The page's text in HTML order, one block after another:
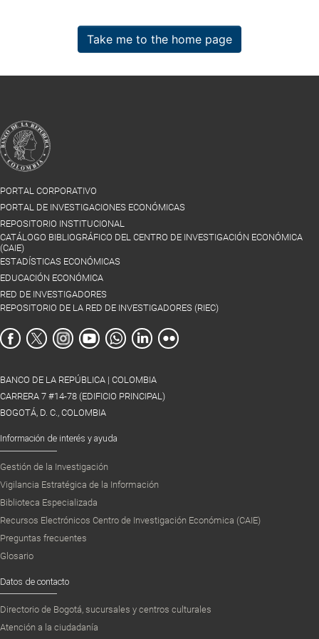
Take me to the home page
PORTAL CORPORATIVO
PORTAL DE INVESTIGACIONES ECONÓMICAS
REPOSITORIO INSTITUCIONAL
CATÁLOGO BIBLIOGRÁFICO DEL CENTRO DE INVESTIGACIÓN ECONÓMICA
(CAIE)
ESTADÍSTICAS ECONÓMICAS
EDUCACIÓN ECONÓMICA
RED DE INVESTIGADORES
REPOSITORIO DE LA RED DE INVESTIGADORES (RIEC)
BANCO DE LA REPÚBLICA | COLOMBIA
CARRERA 7 #14-78 (EDIFICIO PRINCIPAL)
BOGOTÁ, D. C., COLOMBIA
Información de interés y ayuda
Gestión de la Investigación
Vigilancia Estratégica de la Información
Biblioteca Especializada
Recursos Electrónicos Centro de Investigación Económica (CAIE)
Preguntas frecuentes
Glosario
Datos de contacto
Directorio de Bogotá, sucursales y centros culturales
Atención a la ciudadanía